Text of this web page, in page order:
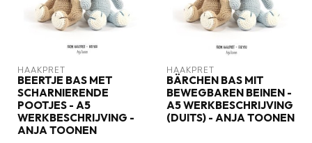
HAAKPRET
BEERTJE BAS MET
SCHARNIERENDE
POOTJES - A5
WERKBESCHRIJVING -
ANJA TOONEN
HAAKPRET
BÄRCHEN BAS MIT
BEWEGBAREN BEINEN -
A5 WERKBESCHRIJVING
(DUITS) - ANJA TOONEN